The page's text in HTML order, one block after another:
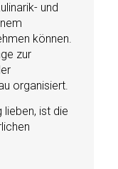
und
können.
zur
organisiert.
lieben, ist die